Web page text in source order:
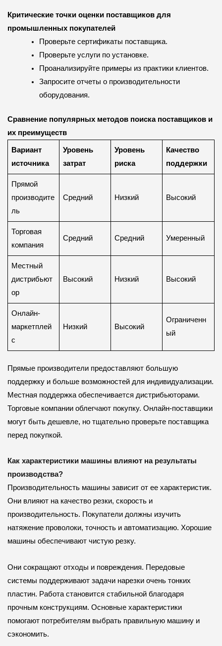
Критические точки оценки поставщиков для
промышленных покупателей
Проверьте сертификаты поставщика.
Проверьте услуги по установке.
Проанализируйте примеры из практики клиентов.
Запросите отчеты о производительности
оборудования.
Сравнение популярных методов поиска поставщиков и
их преимуществ
Вариант
источника
Уровень
затрат
Уровень
риска
Качество
поддержки
Прямой
производите
ль
Средний Низкий Высокий
Торговая
компания
Средний Средний Умеренный
Местный
дистрибьют
ор
Высокий Низкий Высокий
Онлайн-
маркетплей
с
Низкий Высокий
Ограниченн
ый
Прямые производители предоставляют большую
поддержку и больше возможностей для индивидуализации.
Местная поддержка обеспечивается дистрибьюторами.
Торговые компании облегчают покупку. Онлайн-поставщики
могут быть дешевле, но тщательно проверьте поставщика
перед покупкой.
Как характеристики машины влияют на результаты
производства?
Производительность машины зависит от ее характеристик.
Они влияют на качество резки, скорость и
производительность. Покупатели должны изучить
натяжение проволоки, точность и автоматизацию. Хорошие
машины обеспечивают чистую резку.
Они сокращают отходы и повреждения. Передовые
системы поддерживают задачи нарезки очень тонких
пластин. Работа становится стабильной благодаря
прочным конструкциям. Основные характеристики
помогают потребителям выбрать правильную машину и
сэкономить.